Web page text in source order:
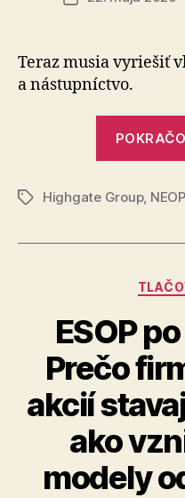
Teraz musia vyriešiť
a nástupníctvo.
ZnačkyHighgate Group,
ESOP
Prečo
akcií
ako
modely